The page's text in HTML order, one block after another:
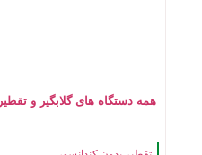
همه دستگاه های گلابگیر و تقطیر